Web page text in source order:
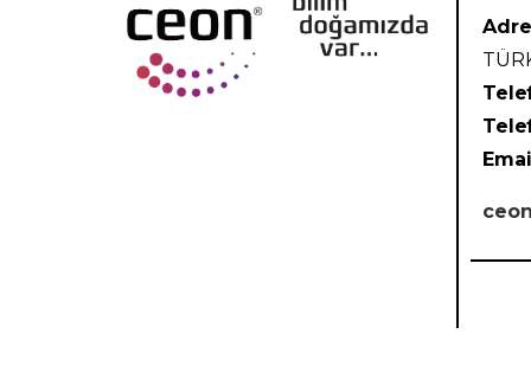
Email